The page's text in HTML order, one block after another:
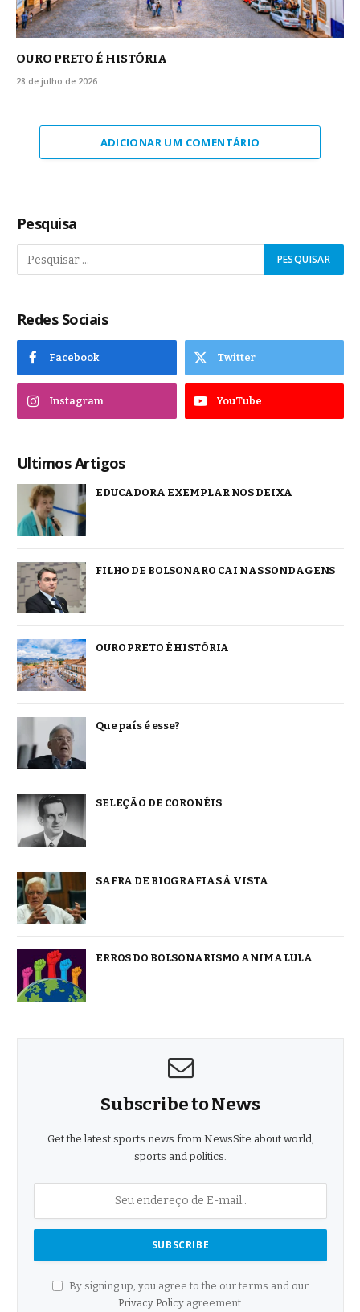
OURO PRETO É HISTÓRIA
28 de julho de 2026
ADICIONAR UM COMENTÁRIO
Pesquisa
Redes Sociais
Facebook Twitter
Instagram YouTube
Ultimos Artigos
EDUCADORA EXEMPLAR NOS DEIXA
FILHO DE BOLSONARO CAI NAS SONDAGENS
OURO PRETO É HISTÓRIA
Que país é esse?
SELEÇÃO DE CORONÉIS
SAFRA DE BIOGRAFIAS À VISTA
ERROS DO BOLSONARISMO ANIMA LULA
Subscribe to News
Get the latest sports news from NewsSite about world,
sports and politics.
By signing up, you agree to the our terms and our
Privacy Policyagreement.